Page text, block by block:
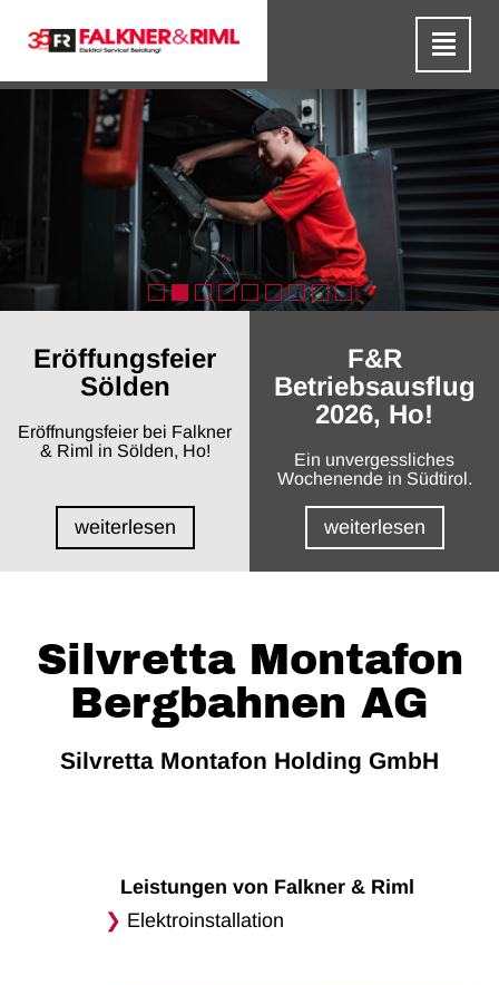
Eröffungsfeier
Sölden
Eröffnungsfeier bei Falkner
& Riml in Sölden, Ho!
weiterlesen
F&R
Betriebsausflug
2026, Ho!
Ein unvergessliches
Wochenende in Südtirol.
weiterlesen
Silvretta Montafon
Bergbahnen AG
Silvretta Montafon Holding GmbH
Leistungen von Falkner & Riml
Elektroinstallation